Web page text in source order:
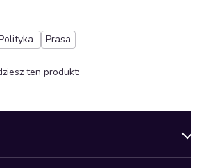
Prasa
ten produkt: